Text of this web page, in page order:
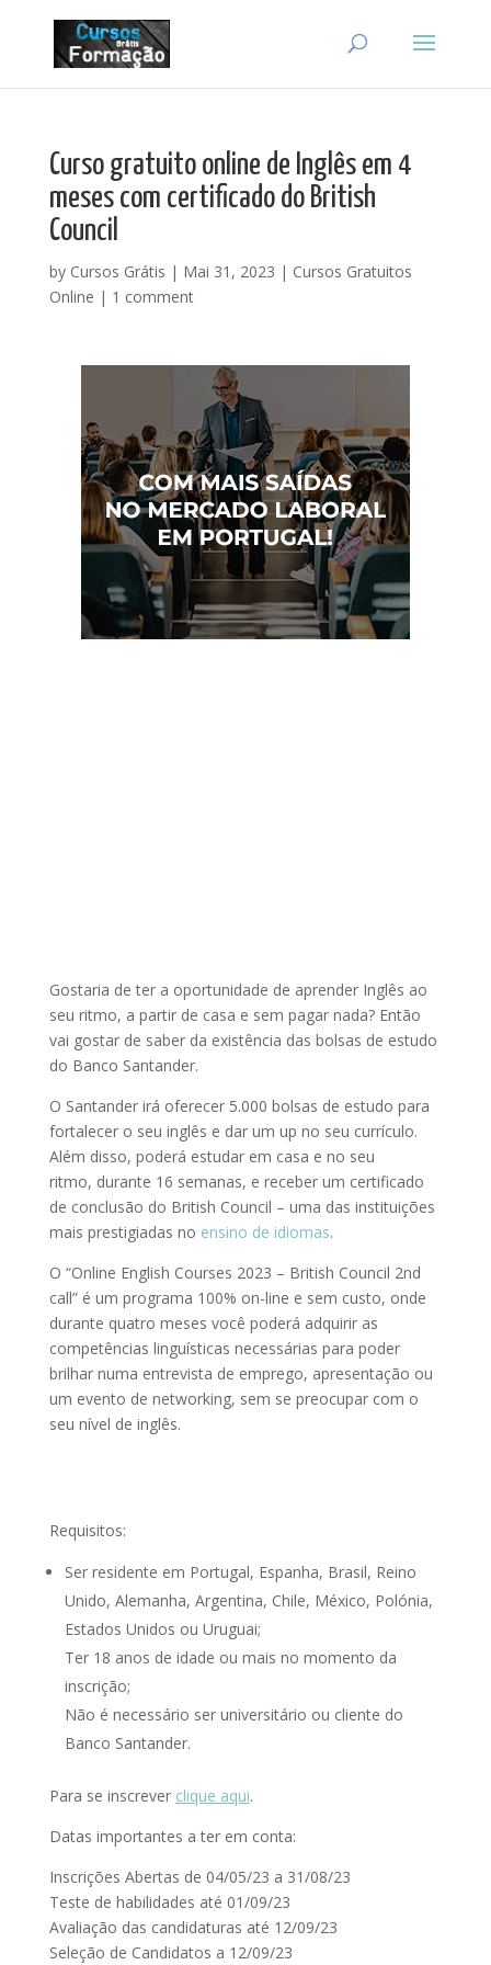
Curso gratuito online de Inglês em 4
meses com certificado do British
Council
by Cursos Grátis | Mai 31, 2023 | Cursos Gratuitos
Online | 1 comment
Gostaria de ter a oportunidade de aprender Inglês ao
seu ritmo, a partir de casa e sem pagar nada? Então
vai gostar de saber da existência das bolsas de estudo
do Banco Santander.
O Santander irá oferecer 5.000 bolsas de estudo para
fortalecer o seu inglês e dar um up no seu currículo.
Além disso, poderá estudar em casa e no seu
ritmo, durante 16 semanas, e receber um certificado
de conclusão do British Council – uma das instituições
mais prestigiadas no ensino de idiomas.
O “Online English Courses 2023 – British Council 2nd
call” é um programa 100% on-line e sem custo, onde
durante quatro meses você poderá adquirir as
competências linguísticas necessárias para poder
brilhar numa entrevista de emprego, apresentação ou
um evento de networking, sem se preocupar com o
seu nível de inglês.
Requisitos:
Ser residente em Portugal, Espanha, Brasil, Reino
Unido, Alemanha, Argentina, Chile, México, Polónia,
Estados Unidos ou Uruguai;
Ter 18 anos de idade ou mais no momento da
inscrição;
Não é necessário ser universitário ou cliente do
Banco Santander.
Para se inscrever clique aqui.
Datas importantes a ter em conta:
Inscrições Abertas de 04/05/23 a 31/08/23
Teste de habilidades até 01/09/23
Avaliação das candidaturas até 12/09/23
Seleção de Candidatos a 12/09/23